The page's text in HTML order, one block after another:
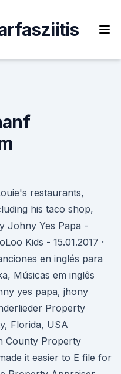
restaurants,
his taco shop,
Johny Yes Papa -
Kids - 15.01.2017 ·
en inglés para
Músicas em inglês
yes papa, jhony
Property
Florida, USA
County Property
it easier to E file for